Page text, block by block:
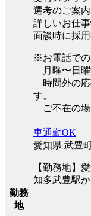
選考のご案内
詳しいお仕
面談時に採
※お電話で
月曜〜日曜
時間外の応
す。
ご不在の場
勤務
地
車通勤OK
愛知県 武豊
【勤務地】
知多武豊駅